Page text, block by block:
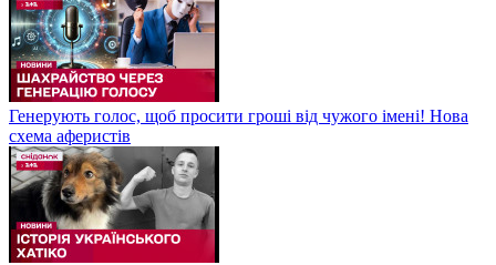
Генерують голос, щоб просити гроші від чужого імені! Нова
схема аферистів